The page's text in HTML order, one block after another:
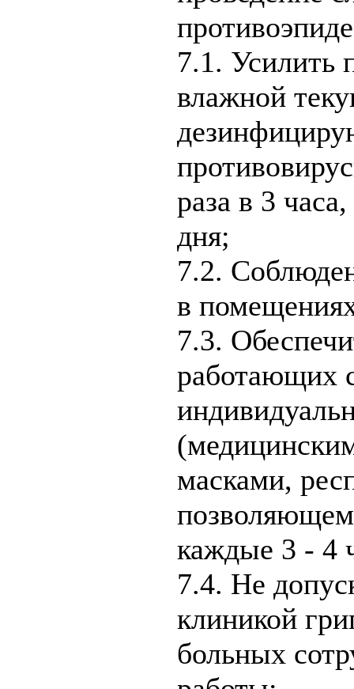
7.1. Усилить
влажной
раза в 3
дня;
7.2.
в
7.3.
работающих
масками,
каждые 3 - 4
7.4. Не
клиникой
больных